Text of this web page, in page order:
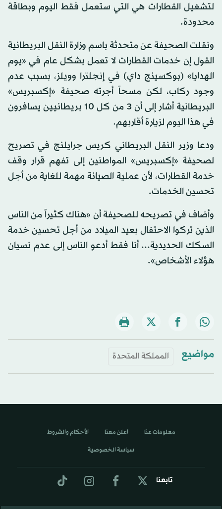
لتشغيل القطارات هي التي ستعمل فقط اليوم وبطاقة
محدودة.
ونقلت الصحيفة عن متحدثة باسم وزارة النقل البريطانية
القول إن خدمات القطارات لا تعمل بشكل عام في «يوم
الهدايا» (بوكسينج داي) في إنجلترا وويلز، بسبب عدم
وجود ركاب، لكن مسحاً أجرته صحيفة «إكسبريس»
البريطانية أشار إلى أن 3 من كل 10 بريطانيين يسافرون
في هذا اليوم لزيارة أقاربهم.
ودعا وزير النقل البريطاني كريس جرايلنج في تصريح
لصحيفة «إكسبريس» المواطنين إلى تفهم قرار وقف
خدمة القطارات، لأن عملية الصيانة مهمة للغاية من أجل
تحسين الخدمات.
وأضاف في تصريحه للصحيفة أن «هناك كثيراً من الناس
الذين تركوا الاحتفال بعيد الميلاد من أجل تحسين خدمة
السكك الحديدية... أنا فقط أدعو الناس إلى عدم نسيان
هؤلاء الأشخاص».
مواضيع المملكة المتحدة
تابعنا
معلومات عنا اعلن معنا الأحكام والشروط
سياسة الخصوصية